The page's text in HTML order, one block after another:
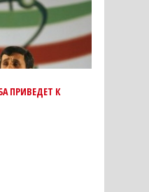
ПРИВЕДЕТ К